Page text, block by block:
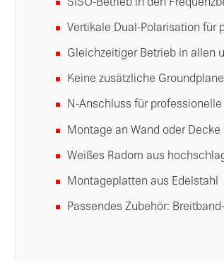
SISO-Betrieb in den
Vertikale Dual-Polarisation für
Gleichzeitiger Betrieb in allen
Keine zusätzliche
N-Anschluss für
Montage an Wand oder
Weißes Radom aus
Montageplatten aus Edelstahl
Passendes Zubehör: